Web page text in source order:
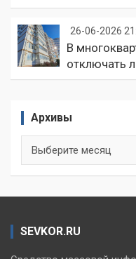
26-06-2026
В
отключать
Архивы
SEVKOR.RU